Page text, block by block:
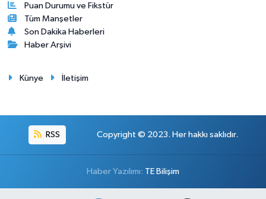
Puan Durumu ve Fikstür
Tüm Manşetler
Son Dakika Haberleri
Haber Arşivi
Künye İletişim
RSS Copyright © 2023. Her hakkı saklıdır.
Haber Yazılımı: TE Bilişim